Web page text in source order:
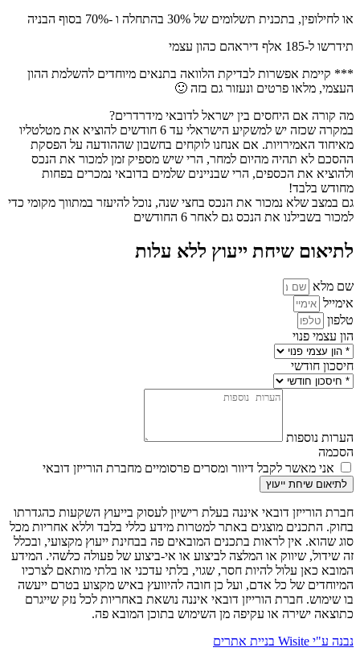
או לחילופין, בתכנית תשלומים של 30% בהתחלה ו -70% בסוף הבניה
תידרשו ל-185 אלף דיראהם כהון עצמי
*** קיימת אפשרות לבדיקת הלוואה בתנאים מיוחדים להשלמת ההון
העצמי, מלאו פרטים ונעזור גם בזה 🙂
מה קורה אם היחסים בין ישראל לדובאי מידרדרים?
במקרה שכזה יש למשקיע הישראלי עד 6 חודשים להוציא את מטלטליו
מאיחוד האמירויות. אם אנחנו לוקחים בחשבון שההודעה על הפסקת
ההסכם לא תהיה מהיום למחר, הרי שיש מספיק זמן למכור את הנכס
ולהוציא את הכספים, הרי שבניינים שלמים בדובאי נמכרים בפחות
מחודש בלבד!
גם במצב שלא נמכור את הנכס בחצי שנה, נוכל להיעזר במתווך מקומי כדי
למכור בשבילנו את הנכס גם לאחר 6 החודשים
לתיאום שיחת ייעוץ ללא עלות
שם מלא
אימייל
טלפון
הון עצמי פנוי
חיסכון חודשי
הערות נוספות
הסכמה
אני מאשר לקבל דיוור ומסרים פרסומיים מחברת הורייזן דובאי
לתיאום שיחת ייעוץ
חברת הורייזן דובאי איננה בעלת רישיון לעסוק בייעוץ השקעות כהגדרתו
בחוק. התכנים מוצגים באתר למטרות מידע כללי בלבד וללא אחריות מכל
סוג שהוא. אין לראות בתכנים המובאים פה בבחינת ייעוץ מקצועי, ובכלל
זה שידול, שיווק או המלצה לביצוע או אי-ביצוע של פעולה כלשהי. המידע
המובא כאן עלול להיות חסר, שגוי, בלתי עדכני או בלתי מותאם לצרכיו
המיוחדים של כל אדם, ועל כן חובה להיוועץ באיש מקצוע בטרם ייעשה
בו שימוש. חברת הורייזן דובאי איננה נושאת באחריות לכל נזק שייגרם
כתוצאה ישירה או עקיפה מן השימוש בתוכן המובא פה.
נבנה ע"י Wisite בניית אתרים